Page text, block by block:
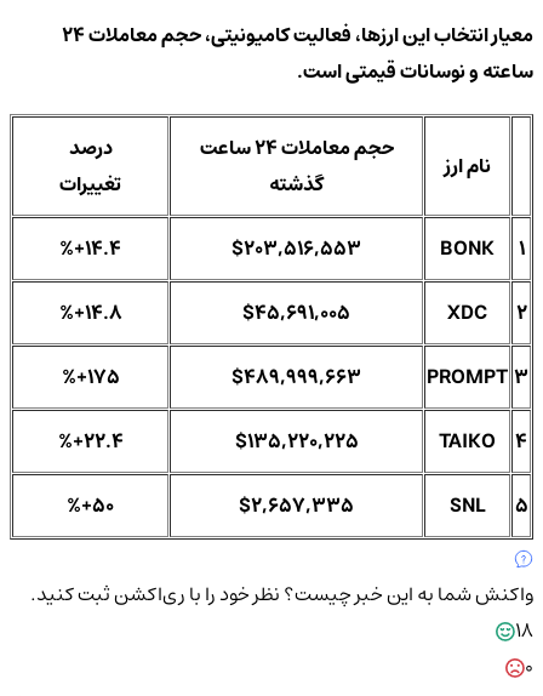
معیار انتخاب این ارزها، فعالیت کامیونیتی، حجم معاملات 24
ساعته و نوسانات قیمتی است.
درصد
تغییرات
حجم معاملات 24 ساعت
گذشته
نام ارز
%+14.4 $203,516,553 BONK
%+14.8
$45,691,005 XDC
2
%+175
$489,999,663 PROMPT3
%+22.4
$135,220,225 TAIKO
4
%+50
$2,657,335 SNL 5
واکنش شما به این خبر چیست؟نظر خود را با ری‌اکشن ثبت کنید.
18